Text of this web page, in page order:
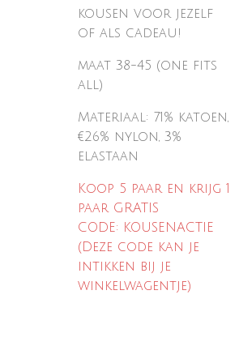
kousen voor jezelf
of als cadeau!
maat 38-45 (one fits
all)
Materiaal: 71% katoen,
€26% nylon, 3%
elastaan
Koop 5 paar en krijg 1
paar GRATIS
CODE: KOUSENACTIE
(Deze code kan je
intikken bij je
winkelwagentje)